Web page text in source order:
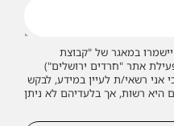
במאגר של "קבוצת
אתר "חרדים ירושלים")
אני רשאי/ת לעיין במידע, לבקש
היא רשות, אך בלעדיהם לא ניתן